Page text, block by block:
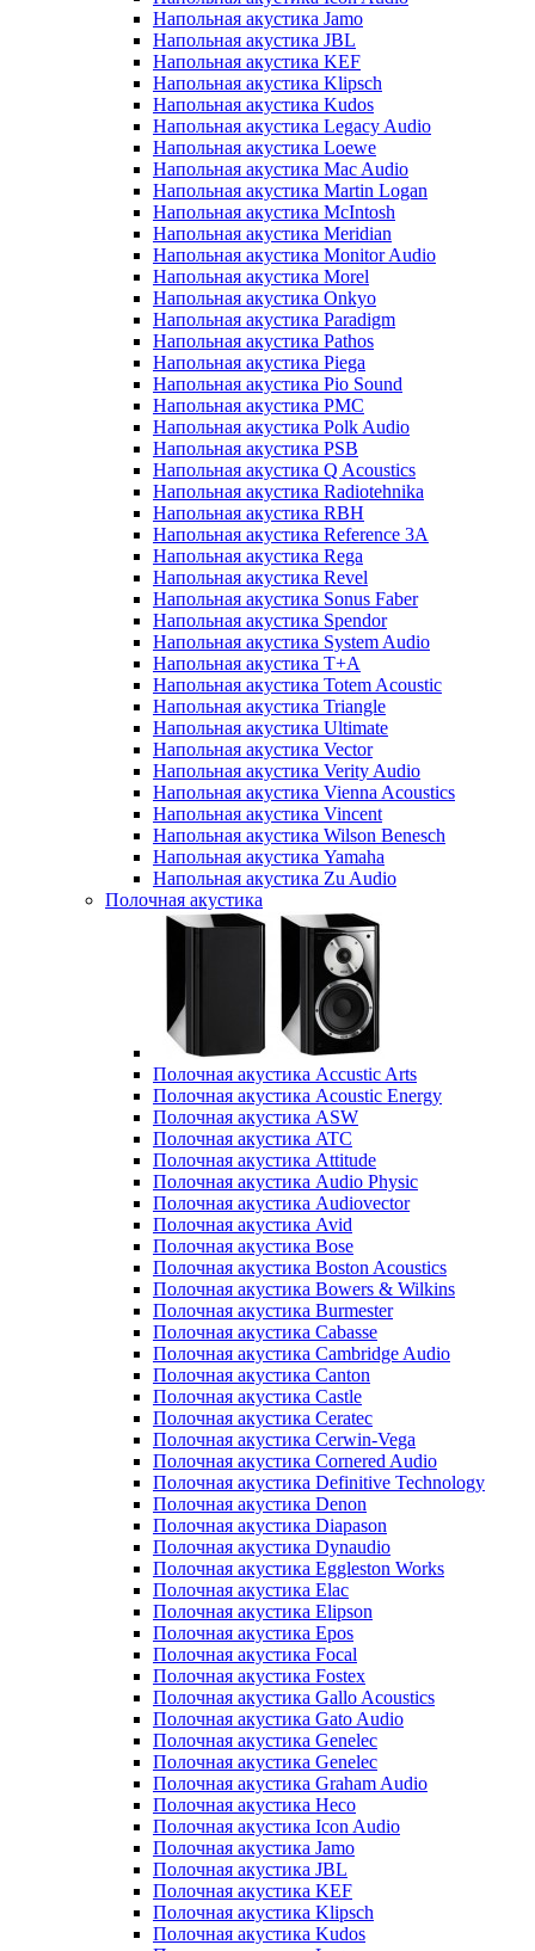
Напольная акустика Jamo
Напольная акустика JBL
Напольная акустика KEF
Напольная акустика Klipsch
Напольная акустика Kudos
Напольная акустика Legacy Audio
Напольная акустика Loewe
Напольная акустика Mac Audio
Напольная акустика Martin Logan
Напольная акустика McIntosh
Напольная акустика Meridian
Напольная акустика Monitor Audio
Напольная акустика Morel
Напольная акустика Onkyo
Напольная акустика Paradigm
Напольная акустика Pathos
Напольная акустика Piega
Напольная акустика Pio Sound
Напольная акустика PMC
Напольная акустика Polk Audio
Напольная акустика PSB
Напольная акустика Q Acoustics
Напольная акустика Radiotehnika
Напольная акустика RBH
Напольная акустика Reference 3A
Напольная акустика Rega
Напольная акустика Revel
Напольная акустика Sonus Faber
Напольная акустика Spendor
Напольная акустика System Audio
Напольная акустика T+A
Напольная акустика Totem Acoustic
Напольная акустика Triangle
Напольная акустика Ultimate
Напольная акустика Vector
Напольная акустика Verity Audio
Напольная акустика Vienna Acoustics
Напольная акустика Vincent
Напольная акустика Wilson Benesch
Напольная акустика Yamaha
Напольная акустика Zu Audio
Полочная акустика
Полочная акустика Accustic Arts
Полочная акустика Acoustic Energy
Полочная акустика ASW
Полочная акустика ATC
Полочная акустика Attitude
Полочная акустика Audio Physic
Полочная акустика Audiovector
Полочная акустика Avid
Полочная акустика Bose
Полочная акустика Boston Acoustics
Полочная акустика Bowers & Wilkins
Полочная акустика Burmester
Полочная акустика Cabasse
Полочная акустика Cambridge Audio
Полочная акустика Canton
Полочная акустика Castle
Полочная акустика Ceratec
Полочная акустика Cerwin-Vega
Полочная акустика Cornered Audio
Полочная акустика Definitive Technology
Полочная акустика Denon
Полочная акустика Diapason
Полочная акустика Dynaudio
Полочная акустика Eggleston Works
Полочная акустика Elac
Полочная акустика Elipson
Полочная акустика Epos
Полочная акустика Focal
Полочная акустика Fostex
Полочная акустика Gallo Acoustics
Полочная акустика Gato Audio
Полочная акустика Genelec
Полочная акустика Genelec
Полочная акустика Graham Audio
Полочная акустика Heco
Полочная акустика Icon Audio
Полочная акустика Jamo
Полочная акустика JBL
Полочная акустика KEF
Полочная акустика Klipsch
Полочная акустика Kudos